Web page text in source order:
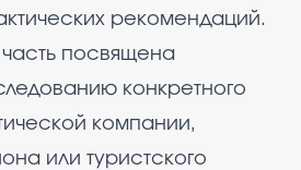
рекомендаций.
посвящена
конкретного
компании,
или туристского